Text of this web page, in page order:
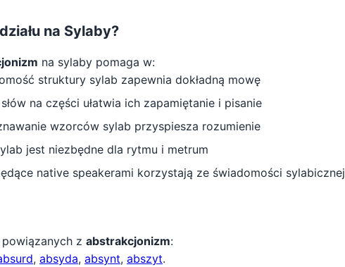
na Sylaby?
na sylaby pomaga w:
struktury sylab zapewnia dokładną mowę
na części ułatwia ich zapamiętanie i pisanie
wzorców sylab przyspiesza rozumienie
jest niezbędne dla rytmu i metrum
native speakerami korzystają ze świadomości sylabicznej
powiązanych z abstrakcjonizm:
, absyda, absynt, abszyt.